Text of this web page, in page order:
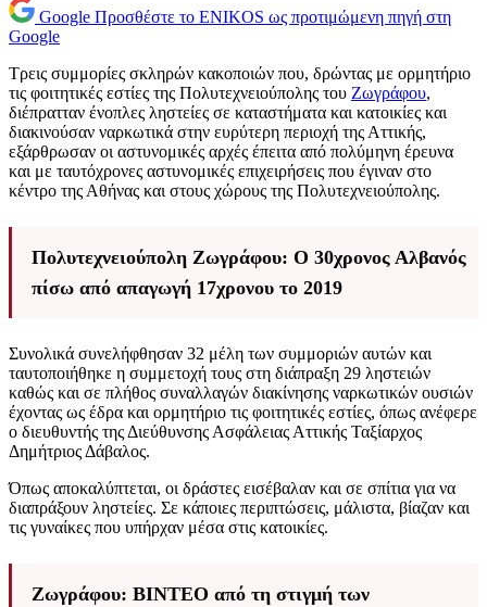
Google Προσθέστε το ENIKOS ως προτιμώμενη πηγή στη
Google
Τρεις συμμορίες σκληρών κακοποιών που, δρώντας με ορμητήριο
τις φοιτητικές εστίες της Πολυτεχνειούπολης του Ζωγράφου,
διέπρατταν ένοπλες ληστείες σε καταστήματα και κατοικίες και
διακινούσαν ναρκωτικά στην ευρύτερη περιοχή της Αττικής,
εξάρθρωσαν οι αστυνομικές αρχές έπειτα από πολύμηνη έρευνα
και με ταυτόχρονες αστυνομικές επιχειρήσεις που έγιναν στο
κέντρο της Αθήνας και στους χώρους της Πολυτεχνειούπολης.
Πολυτεχνειούπολη Ζωγράφου: Ο 30χρονος Αλβανός
πίσω από απαγωγή 17χρονου το 2019
Συνολικά συνελήφθησαν 32 μέλη των συμμοριών αυτών και
ταυτοποιήθηκε η συμμετοχή τους στη διάπραξη 29 ληστειών
καθώς και σε πλήθος συναλλαγών διακίνησης ναρκωτικών ουσιών
έχοντας ως έδρα και ορμητήριο τις φοιτητικές εστίες, όπως ανέφερε
ο διευθυντής της Διεύθυνσης Ασφάλειας Αττικής Ταξίαρχος
Δημήτριος Δάβαλος.
Όπως αποκαλύπτεται, οι δράστες εισέβαλαν και σε σπίτια για να
διαπράξουν ληστείες. Σε κάποιες περιπτώσεις, μάλιστα, βίαζαν και
τις γυναίκες που υπήρχαν μέσα στις κατοικίες.
Ζωγράφου: ΒΙΝΤΕΟ από τη στιγμή των